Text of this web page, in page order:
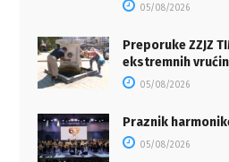
05/08/2026
Preporuke ZZJZ
ekstremnih
05/08/2026
Praznik
05/08/2026